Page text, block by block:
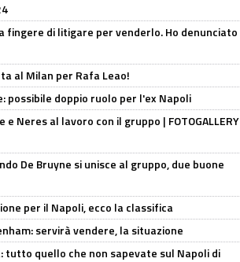
fingere di litigare per venderlo. Ho denunciato
al Milan per Rafa Leao!
possibile doppio ruolo per l'ex Napoli
Neres al lavoro con il gruppo | FOTOGALLERY
De Bruyne si unisce al gruppo, due buone
per il Napoli, ecco la classifica
servirà vendere, la situazione
tutto quello che non sapevate sul Napoli di